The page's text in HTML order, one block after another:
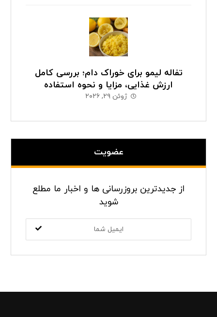
تفاله لیمو برای خوراک دام؛ بررسی کامل
ارزش غذایی، مزایا و نحوه استفاده
ژوئن ۲۹, ۲۰۲۶
عضویت
از جدیدترین بروزرسانی ها و اخبار ما مطلع
شوید